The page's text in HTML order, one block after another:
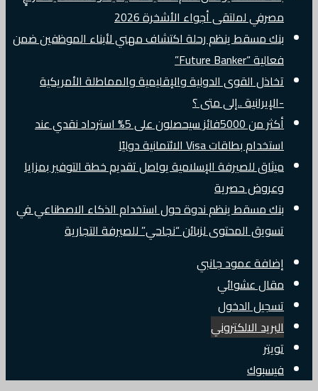
مصرفي لملتقى أجواء الأشخرة 2026
بنك مسقط ينظم رحلة اكتشاف مهني لأبناء الموظفين ضمن
فعالية “Future Banker”
تخاذل القوى الدولية والإقليمية والمماطلة الأمريكية
-الإيرانية ..إلى متى ؟
أكثر من 5000فائز سيحصلون على 5% استرداد نقدي عند
استخدام بطاقات Visa الائتمانية دوليًا
ميثاق للصيرفة الإسلامية يواصل تقديم خطة التوفير بمزايا
وعروض حصرية
بنك مسقط ينظم ندوة حول استخدام الذكاء الاصطناعي في
تسويق المحتوى لزبائن “نجاحي” للصيرفة التجارية
إضافة عمود جانبي
مقال عشوائي
تسجيل الدخول
البريد الالكتروني
تويتر
فيسبوك